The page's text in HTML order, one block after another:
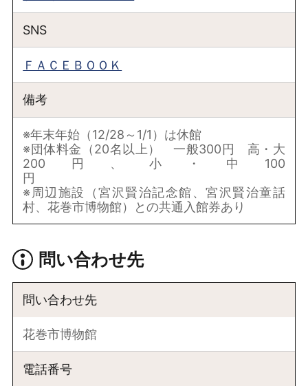
SNS
ＦＡＣＥＢＯＯＫ
備考
※年末年始（12/28～1/1）は休館
※団体料金（20名以上） 一般300円 高・大
200円、小・中100
※周辺施設（宮沢賢治記念館、宮沢賢治童話
村、花巻市博物館）との共通入館券あり
問い合わせ先
問い合わせ先
花巻市博物館
電話番号